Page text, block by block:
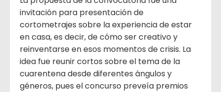
invitación para presentación de
cortometrajes sobre la experiencia de estar
en casa, es decir, de cómo ser creativo y
reinventarse en esos momentos de crisis. La
idea fue reunir cortos sobre el tema de la
cuarentena desde diferentes ángulos y
géneros, pues el concurso preveía premios